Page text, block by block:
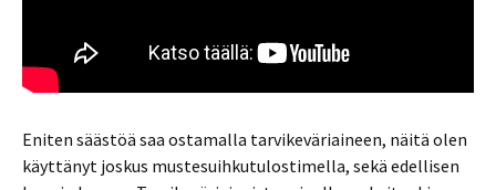
Eniten säästöä saa ostamalla tarvikeväriaineen, näitä olen
käyttänyt joskus mustesuihkutulostimella, sekä edellisen